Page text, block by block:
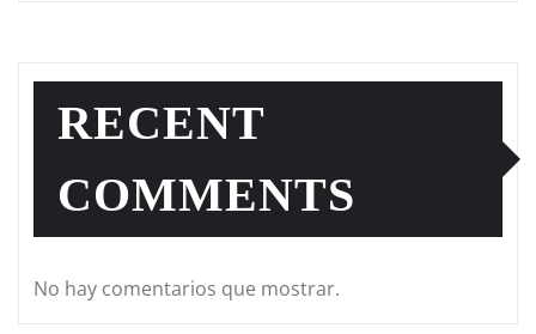
RECENT
COMMENTS
No hay comentarios que mostrar.